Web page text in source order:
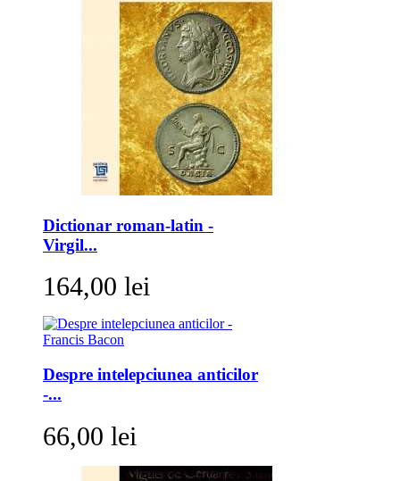
Dictionar roman-latin -
Virgil...
164,00 lei
Despre intelepciunea anticilor
-...
66,00 lei